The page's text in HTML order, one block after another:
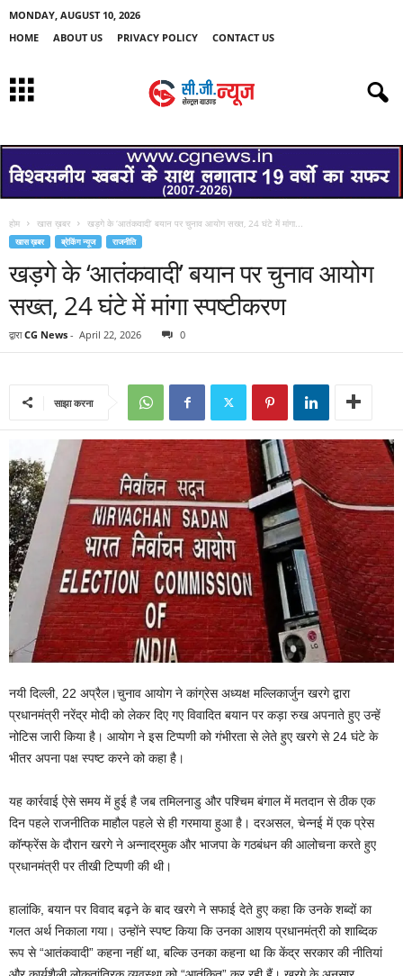
MONDAY, AUGUST 10, 2026
HOME
ABOUT US PRIVACY POLICY CONTACT US
होम खास ख़बर खड़गे के ‘आतंकवादी’ बयान पर चुनाव आयोग सख्त, 24 घंटे में मांगा...
खास ख़बर ब्रेकिंग न्यूज राजनीति
खड़गे के ‘आतंकवादी’ बयान पर चुनाव आयोग
सख्त, 24 घंटे में मांगा स्पष्टीकरण
द्वारा CG News - April 22, 2026 0
साझा करना
नयी दिल्ली, 22 अप्रैल।चुनाव आयोग ने कांग्रेस अध्यक्ष मल्लिकार्जुन खरगे द्वारा
प्रधानमंत्री नरेंद्र मोदी को लेकर दिए गए विवादित बयान पर कड़ा रुख अपनाते हुए उन्हें
नोटिस जारी किया है। आयोग ने इस टिप्पणी को गंभीरता से लेते हुए खरगे से 24 घंटे के
भीतर अपना पक्ष स्पष्ट करने को कहा है।
यह कार्रवाई ऐसे समय में हुई है जब तमिलनाडु और पश्चिम बंगाल में मतदान से ठीक एक
दिन पहले राजनीतिक माहौल पहले से ही गरमाया हुआ है। दरअसल, चेन्नई में एक प्रेस
कॉन्फ्रेंस के दौरान खरगे ने अन्नाद्रमुक और भाजपा के गठबंधन की आलोचना करते हुए
प्रधानमंत्री पर तीखी टिप्पणी की थी।
हालांकि, बयान पर विवाद बढ़ने के बाद खरगे ने सफाई देते हुए कहा कि उनके शब्दों का
गलत अर्थ निकाला गया। उन्होंने स्पष्ट किया कि उनका आशय प्रधानमंत्री को शाब्दिक
रूप से “आतंकवादी” कहना नहीं था, बल्कि उनका कहना था कि केंद्र सरकार की नीतियां